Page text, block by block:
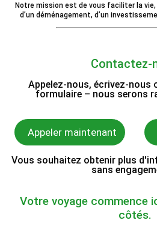
Notre mission est de vous faciliter la vie,
d’un déménagement, d’un
Contactez-
Appelez-nous, écrivez-nous
formulaire – nous serons
Appeler maintenant
Vous souhaitez obtenir plus
sans
Votre voyage commence
côtés.